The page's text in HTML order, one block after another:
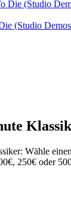
(Studio
Wähle
250€ oder